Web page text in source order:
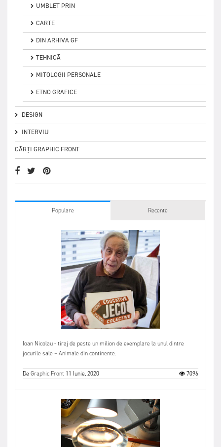
UMBLET PRIN
CARTE
DIN ARHIVA GF
TEHNICĂ
MITOLOGII PERSONALE
ETNO GRAFICE
DESIGN
INTERVIU
CĂRȚI GRAPHIC FRONT
Populare Recente
Ioan Nicolau - tiraj de peste un milion de exemplare la unul dintre
jocurile sale – Animale din continente.
DeGraphic Front 11 Iunie, 2020 7096